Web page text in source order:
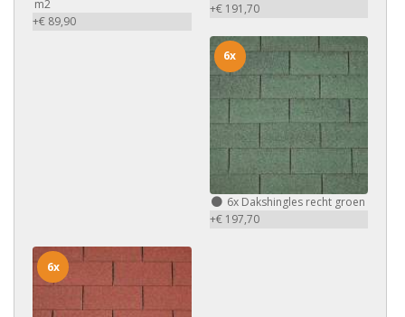
m2
+€ 89,90
+€ 191,70
6xDakshingles recht groen
+€ 197,70
6x
6x